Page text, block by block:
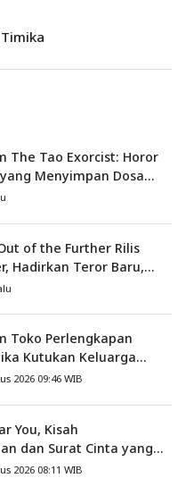
The Tao Exorcist: Horor
Menyimpan Dosa
of the Further Rilis
Hadirkan Teror Baru,
ke Dunia Manusia
Toko Perlengkapan
Kutukan Keluarga
Teror yang
2026 09:46 WIB
You, Kisah
dan Surat Cinta yang
Hati
2026 08:11 WIB